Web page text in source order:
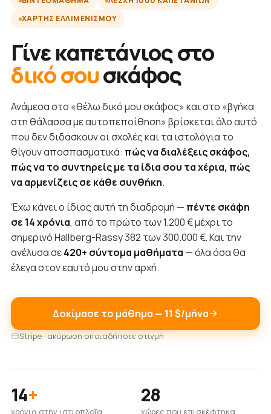
ΧΆΡΤΗΣ ΕΛΛΙΜΕΝΙΣΜΟΎ
Γίνε καπετάνιος στο
δικό σουσκάφος
Ανάμεσα στο «θέλω δικό μου σκάφος» και στο «βγήκα
στη θάλασσα με αυτοπεποίθηση» βρίσκεται όλο αυτό
που δεν διδάσκουν οι σχολές και τα ιστολόγια το
θίγουν αποσπασματικά: πώς να διαλέξεις σκάφος,
πώς να το συντηρείς με τα ίδια σου τα χέρια, πώς
να αρμενίζεις σε κάθε συνθήκη.
Έχω κάνει ο ίδιος αυτή τη διαδρομή — πέντε σκάφη
σε 14 χρόνια, από το πρώτο των 1.200 € μέχρι το
σημερινό Hallberg-Rassy 382 των 300.000 €. Και την
ανέλυσα σε420+ σύντομα μαθήματα — όλα όσα θα
έλεγα στον εαυτό μου στην αρχή.
Δοκίμασε το μάθημα — 11 $/μήνα
Stripe · ακύρωση οποιαδήποτε στιγμή
14+
χρόνια στην ιστιοπλοΐα
28
χώρες που επισκέφτηκα